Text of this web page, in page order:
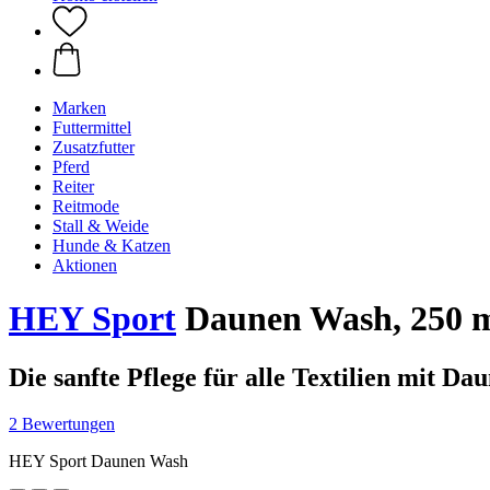
Marken
Futtermittel
Zusatzfutter
Pferd
Reiter
Reitmode
Stall & Weide
Hunde & Katzen
Aktionen
HEY Sport Daunen Wash, 250
Die sanfte Pflege für alle Textilien mit
2 Bewertungen
HEY Sport Daunen Wash